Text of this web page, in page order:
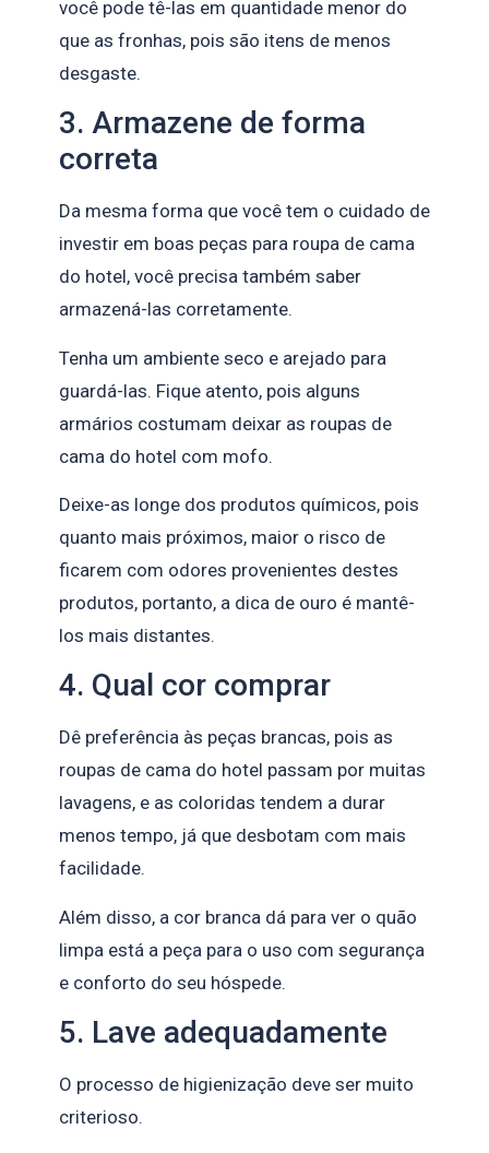
você pode tê-las em quantidade menor do
que as fronhas, pois são itens de menos
desgaste.
3. Armazene de forma
correta
Da mesma forma que você tem o cuidado de
investir em boas peças para roupa de cama
do hotel, você precisa também saber
armazená-las corretamente.
Tenha um ambiente seco e arejado para
guardá-las. Fique atento, pois alguns
armários costumam deixar as roupas de
cama do hotel com mofo.
Deixe-as longe dos produtos químicos, pois
quanto mais próximos, maior o risco de
ficarem com odores provenientes destes
produtos, portanto, a dica de ouro é mantê-
los mais distantes.
4. Qual cor comprar
Dê preferência às peças brancas, pois as
roupas de cama do hotel passam por muitas
lavagens, e as coloridas tendem a durar
menos tempo, já que desbotam com mais
facilidade.
Além disso, a cor branca dá para ver o quão
limpa está a peça para o uso com segurança
e conforto do seu hóspede.
5. Lave adequadamente
O processo de higienização deve ser muito
criterioso.